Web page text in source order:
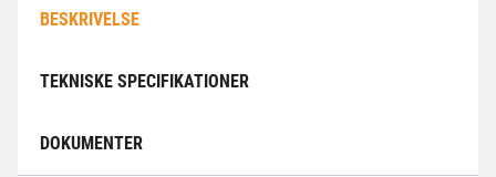
BESKRIVELSE
TEKNISKE SPECIFIKATIONER
DOKUMENTER